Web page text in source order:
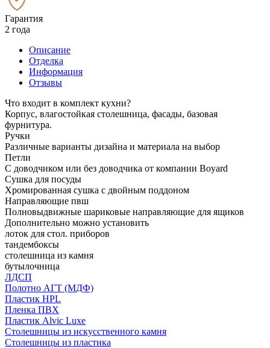
Гарантия
2 года
Описание
Отделка
Информация
Отзывы
Что входит в комплект кухни?
Корпус, влагостойкая столешница, фасады, базовая
фурнитура.
Ручки
Различные варианты дизайна и материала на выбор
Петли
С доводчиком или без доводчика от компании Boyard
Сушка для посуды
Хромированная сушка с двойным поддоном
Направляющие пвш
Полновыдвижные шариковые направляющие для ящиков
Дополнительно можно установить
лоток для стол. приборов
тандембоксы
столешница из камня
бутылочница
ЛДСП
Полотно АГТ (МДФ)
Пластик HPL
Пленка ПВХ
Пластик Alvic Luxe
Столешницы из искусственного камня
Столешницы из пластика